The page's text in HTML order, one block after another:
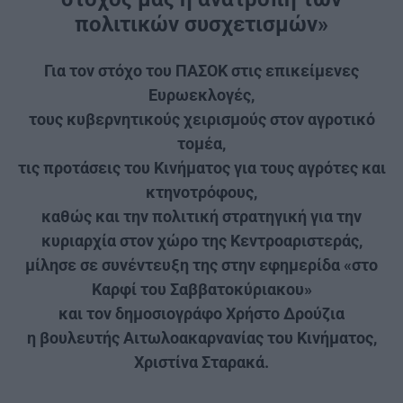
πολιτικών συσχετισμών»
Για τον στόχο του ΠΑΣΟΚ στις επικείμενες
Ευρωεκλογές,
τους κυβερνητικούς χειρισμούς στον αγροτικό
τομέα,
τις προτάσεις του Κινήματος για τους αγρότες και
κτηνοτρόφους,
καθώς και την πολιτική στρατηγική για την
κυριαρχία στον χώρο της Κεντροαριστεράς,
μίλησε σε συνέντευξη της στην εφημερίδα «στο
Καρφί του Σαββατοκύριακου»
και τον δημοσιογράφο Χρήστο Δρούζια
η βουλευτής Αιτωλοακαρνανίας του Κινήματος,
Χριστίνα Σταρακά.